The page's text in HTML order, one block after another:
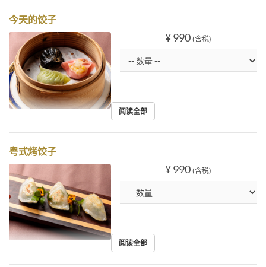
今天的饺子
¥ 990 (含税)
阅读全部
粤式烤饺子
¥ 990 (含税)
阅读全部